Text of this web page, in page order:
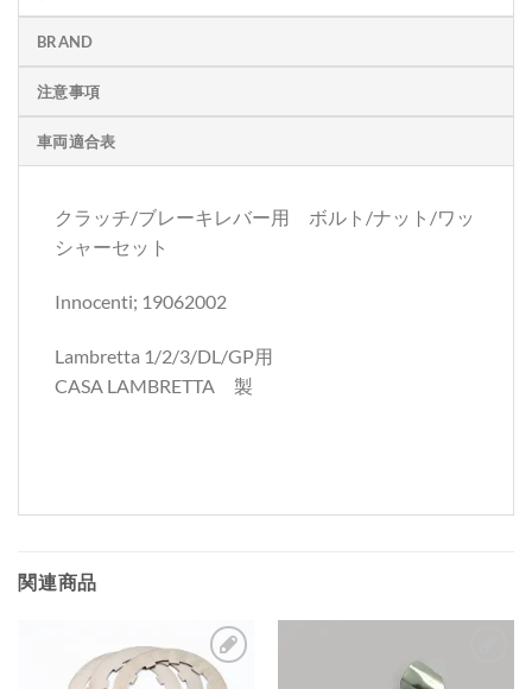
BRAND
注意事項
車両適合表
クラッチ/ブレーキレバー用 ボルト/ナット/ワッ
シャーセット
Innocenti; 19062002
Lambretta 1/2/3/DL/GP用
CASA LAMBRETTA 製
関連商品